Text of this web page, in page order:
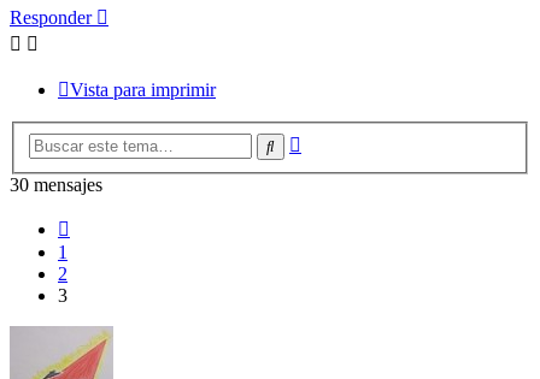
Responder
Vista para imprimir
Buscar
30 mensajes
1
2
3